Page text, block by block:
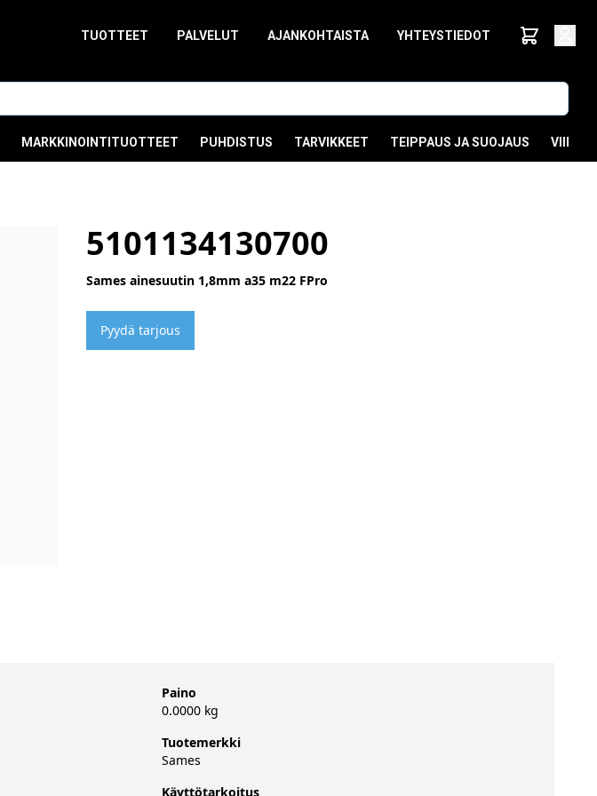
TUOTTEET PALVELUT AJANKOHTAISTA YHTEYSTIEDOT
MARKKINOINTITUOTTEET PUHDISTUS TARVIKKEET TEIPPAUS JA SUOJAUS
5101134130700
Sames ainesuutin 1,8mm a35 m22 FPro
Pyydä tarjous
Paino
0.0000 kg
Tuotemerkki
Sames
Käyttötarkoitus